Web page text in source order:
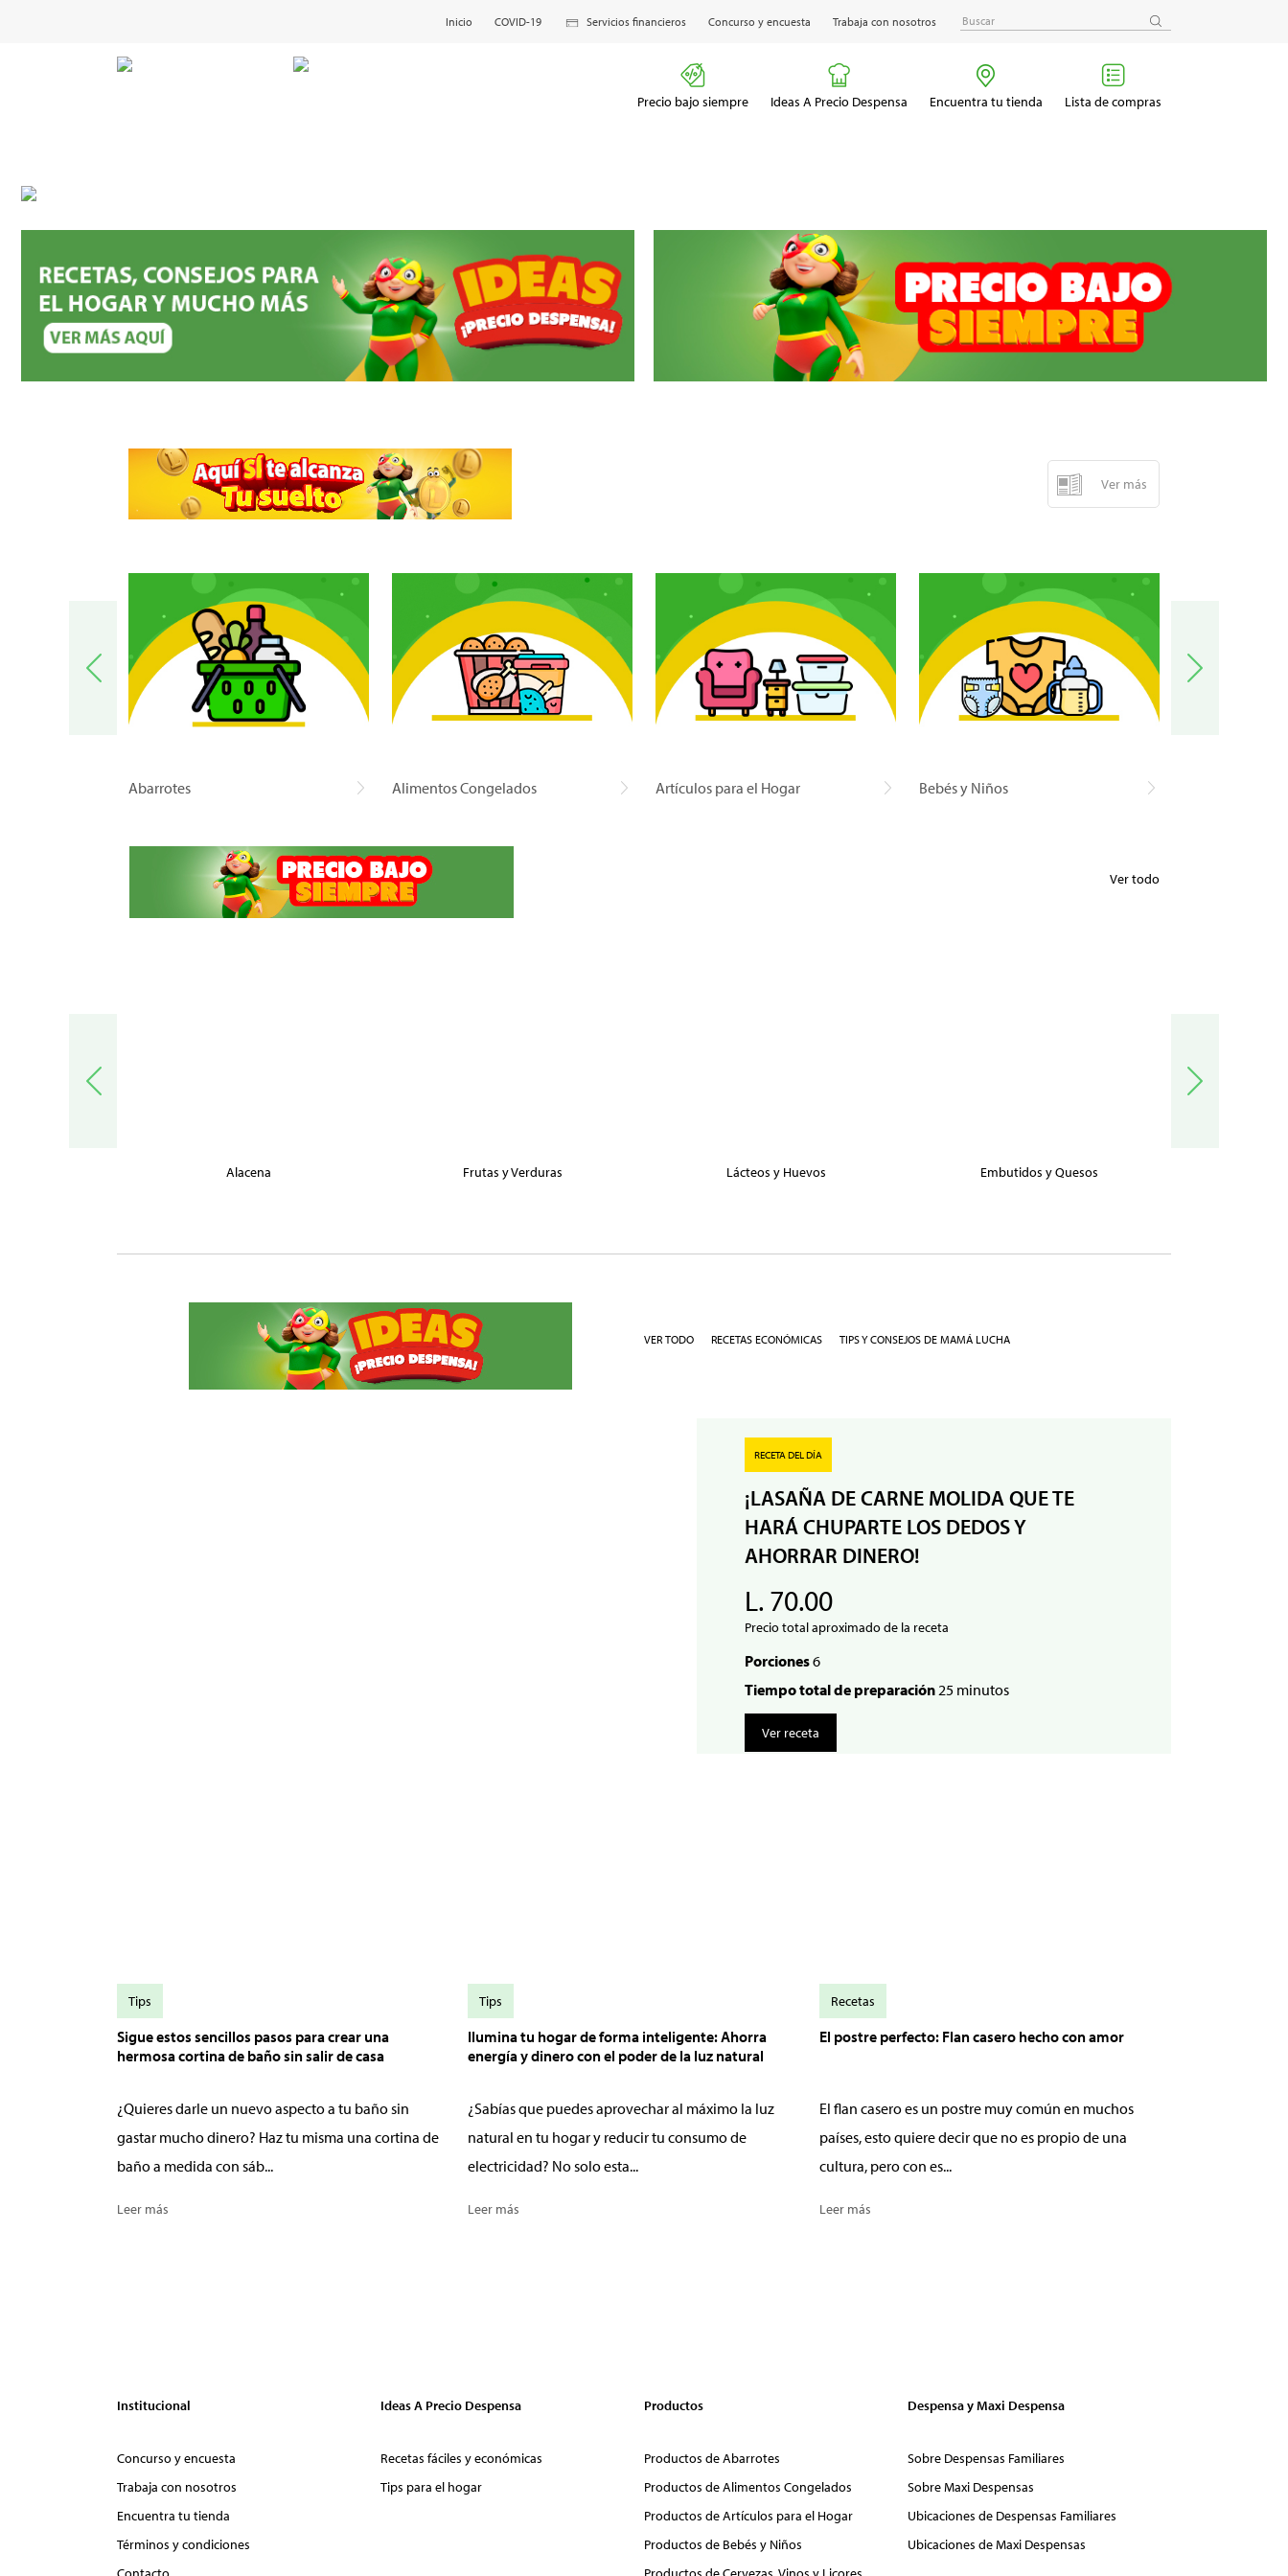
Inicio COVID-19 Servicios financieros Concurso y encuesta Trabaja con nosotros
Precio bajo siempre Ideas A Precio Despensa Encuentra tu tienda Lista de compras
Ver más
Abarrotes Alimentos Congelados Artículos para el Hogar Bebés y Niños
Ver todo
Alacena Frutas y Verduras Lácteos y Huevos Embutidos y Quesos
VER TODO RECETAS ECONÓMICAS TIPS Y CONSEJOS DE MAMÁ LUCHA
RECETA DEL DÍA
¡LASAÑA DE CARNE MOLIDA QUE TE
HARÁ CHUPARTE LOS DEDOS Y
AHORRAR DINERO!
L. 70.00
Precio total aproximado de la receta
Porciones6
Tiempo total de preparación 25 minutos
Ver receta
Sigue estos sencillos pasos para crear una
hermosa cortina de baño sin salir de casa
¿Quieres darle un nuevo aspecto a tu baño sin
gastar mucho dinero? Haz tu misma una cortina de
baño a medida con sáb...
Leer más
Tips
Ilumina tu hogar de forma inteligente: Ahorra
energía y dinero con el poder de la luz natural
¿Sabías que puedes aprovechar al máximo la luz
natural en tu hogar y reducir tu consumo de
electricidad? No solo esta...
Leer más
Tips
El postre perfecto: Flan casero hecho con amor
El flan casero es un postre muy común en muchos
países, esto quiere decir que no es propio de una
cultura, pero con es...
Leer más
Recetas
Institucional
Concurso y encuesta
Trabaja con nosotros
Encuentra tu tienda
Términos y condiciones
Ideas A Precio Despensa
Recetas fáciles y económicas
Tips para el hogar
Productos
Productos de Abarrotes
Productos de Alimentos Congelados
Productos de Artículos para el Hogar
Productos de Bebés y Niños
Despensa y Maxi Despensa
Sobre Despensas Familiares
Sobre Maxi Despensas
Ubicaciones de Despensas Familiares
Ubicaciones de Maxi Despensas